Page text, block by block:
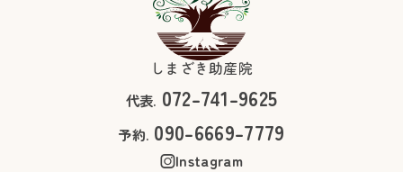
しまざき助産院
代表. 072-741-9625
予約. 090-6669-7779
Instagram
徳林寺さんの道路向かいになり、
側道沿いの看板が目印になります。
で見る